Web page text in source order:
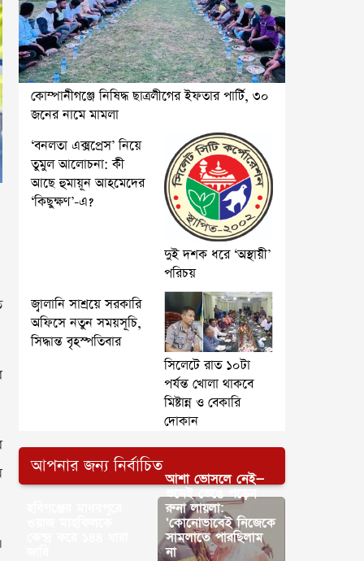
কোম্পানীগঞ্জে নিষিদ্ধ ছাত্রলীগের ইফতার পার্টি, ৩০
জনের নামে মামলা
‘বনলতা এক্সপ্রেস’ নিয়ে
তুমুল আলোচনা: কী
আছে হুমায়ূন আহমেদের
‘কিছুক্ষণ’-এ?
দুই দশক ধরে ‘অস্থায়ী’
পরিচয়
জ্বালানি সাশ্রয়ে সরকারি
অফিসে নতুন সময়সূচি,
সিদ্ধান্ত বৃহস্পতিবার
সিলেটে রাত ১০টা
পর্যন্ত খোলা থাকবে
মিষ্টান্ন ও বেকারি
দোকান
আপনার জন্য নির্বাচিত
আশা ভোসলে নেই—
শুনেই ভেঙে পড়েন
রুনা লায়লা:
‘কোনোভাবেই নিজেকে
সামলাতে পারছিলাম
না